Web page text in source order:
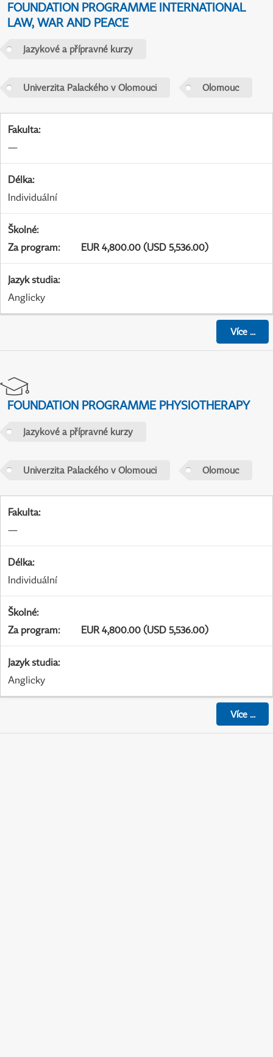
FOUNDATION PROGRAMME INTERNATIONAL
LAW, WAR AND PEACE
Jazykové a přípravné kurzy
Univerzita Palackého v Olomouci Olomouc
Fakulta:
—
Délka:
Individuální
Školné:
Za program: EUR 4,800.00 (USD 5,536.00)
Jazyk studia:
Anglicky
Více...
FOUNDATION PROGRAMME PHYSIOTHERAPY
Jazykové a přípravné kurzy
Univerzita Palackého v Olomouci Olomouc
Fakulta:
—
Délka:
Individuální
Školné:
Za program: EUR 4,800.00 (USD 5,536.00)
Jazyk studia:
Anglicky
Více...